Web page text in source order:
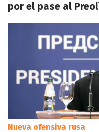
por el pase al
Nueva ofensiva rusa